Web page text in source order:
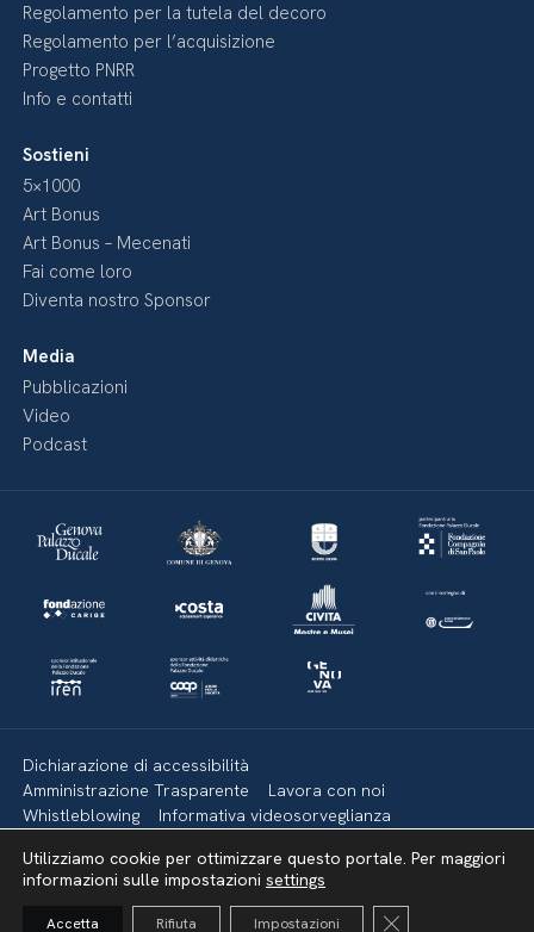
Regolamento per la tutela del decoro
Regolamento per l’acquisizione
Progetto PNRR
Info e contatti
Sostieni
5×1000
Art Bonus
Art Bonus – Mecenati
Fai come loro
Diventa nostro Sponsor
Media
Pubblicazioni
Video
Podcast
Dichiarazione di accessibilità
Amministrazione Trasparente
Lavora con noi
Whistleblowing
Informativa videosorveglianza
Mappa del sito
Utilizziamo cookie per ottimizzare questo portale. Per maggiori
informazioni sulle impostazioni settings
Accetta Rifiuta Impostazioni Close GDPR